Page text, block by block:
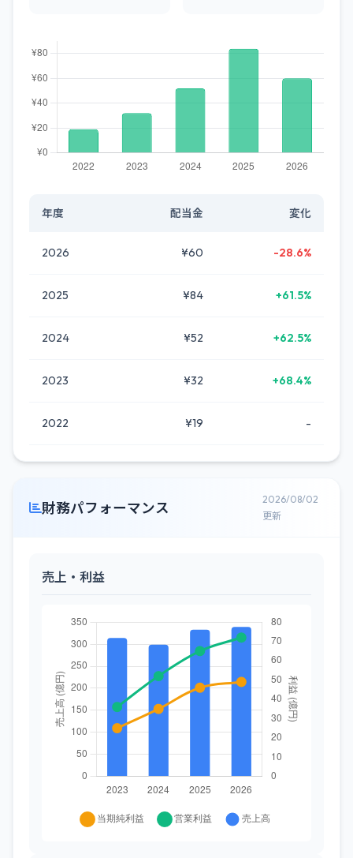
年度 配当金 変化
2026 ¥60 -28.6%
2025 ¥84 +61.5%
2024 ¥52 +62.5%
2023 ¥32 +68.4%
2022 ¥19 -
財務パフォーマンス
2026/08/02
更新
売上・利益